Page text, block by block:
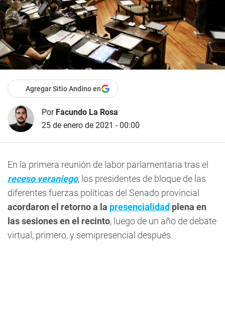
Agregar Sitio Andino en
Por Facundo La Rosa
25 de enero de 2021 - 00:00
En la primera reunión de labor parlamentaria tras el
receso veraniego, los presidentes de bloque de las
diferentes fuerzas políticas del Senado provincial
acordaron el retorno a la presencialidad plena en
las sesiones en el recinto, luego de un año de debate
virtual, primero, y semipresencial después.